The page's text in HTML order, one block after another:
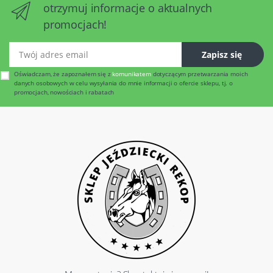
otrzymuj informacje o aktualnych
promocjach!
Zapisz się
Oświadczam, że zapoznałem się z komunikatemdotyczącym przetwarzania moich
danych osobowych w celu wysyłania do mnie informacji o ofercie sklepu, tj. o
promocjach, nowościach i rabatach